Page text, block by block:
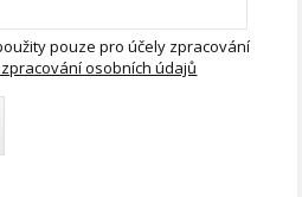
pouze pro účely zpracování
osobních údajů